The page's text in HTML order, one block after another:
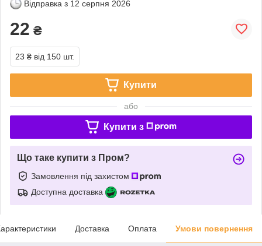
Відправка з 12 серпня 2026
22 ₴
23 ₴ від 150 шт.
Купити
або
Купити з
Що таке купити з Пром?
Замовлення під захистом
Доступна доставка
Доставка Оплата Умови повернення